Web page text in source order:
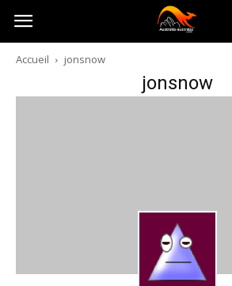
Australia-
australie.com
Accueil jonsnow
jonsnow